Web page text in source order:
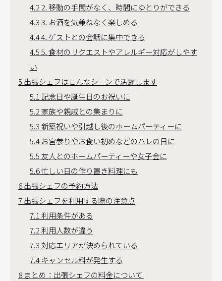
4.2 2. 移動の手間がなく、時間にゆとりができる
4.33. お酒を気兼ねなく楽しめる
4.44. ゲストとの会話に集中できる
4.55. 食材のリクエストやアレルギー対応がしやす
い
5 出張シェフはこんなシーンで活躍します
5.1 記念日や誕生日のお祝いに
5.2 家族や親戚との集まりに
5.3新築祝いや引越し後のホームパーティーに
5.4お宮参りやお食い初めなどのハレの日に
5.5 友人とのホームパーティーや女子会に
5.6忙しい日の作り置き料理にも
6出張シェフの予約方法
7出張シェフを利用する際の注意点
7.1 利用条件がある
7.2利用人数が違う
7.3 対応エリアが決められている
7.4キャンセル料が発生する
8 まとめ：出張シェフの料金について